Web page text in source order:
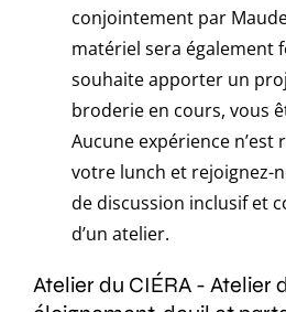
conjointement par
matériel sera également
souhaite apporter un
broderie en cours, vous
Aucune expérience
votre lunch et rejoignez-
de discussion inclusif et
d’un atelier.
Atelier du CIÉRA - Atelier